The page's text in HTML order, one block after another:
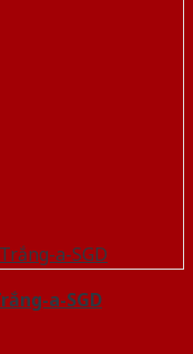
a-SGD